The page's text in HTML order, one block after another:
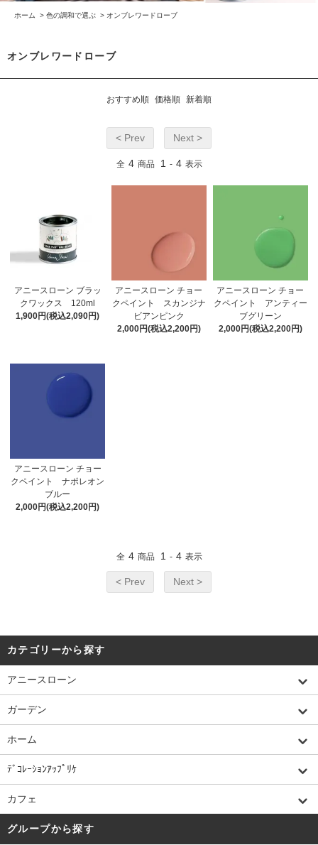
ホーム > 色の調和で選ぶ > オンブレワードローブ
オンブレワードローブ
おすすめ順 価格順 新着順
< Prev Next >
全 4 商品 1 - 4 表示
アニースローン ブラッ
クワックス 120ml
1,900円(税込2,090円)
アニースローン チョー
クペイント スカンジナ
ビアンピンク
2,000円(税込2,200円)
アニースローン チョー
クペイント アンティー
ブグリーン
2,000円(税込2,200円)
アニースローン チョー
クペイント ナポレオン
ブルー
2,000円(税込2,200円)
全 4 商品 1 - 4 表示
< Prev Next >
カテゴリーから探す
アニースローン
ガーデン
ホーム
ﾃﾞｺﾚｰｼｮﾝｱｯﾌﾟﾘｹ
カフェ
グループから探す